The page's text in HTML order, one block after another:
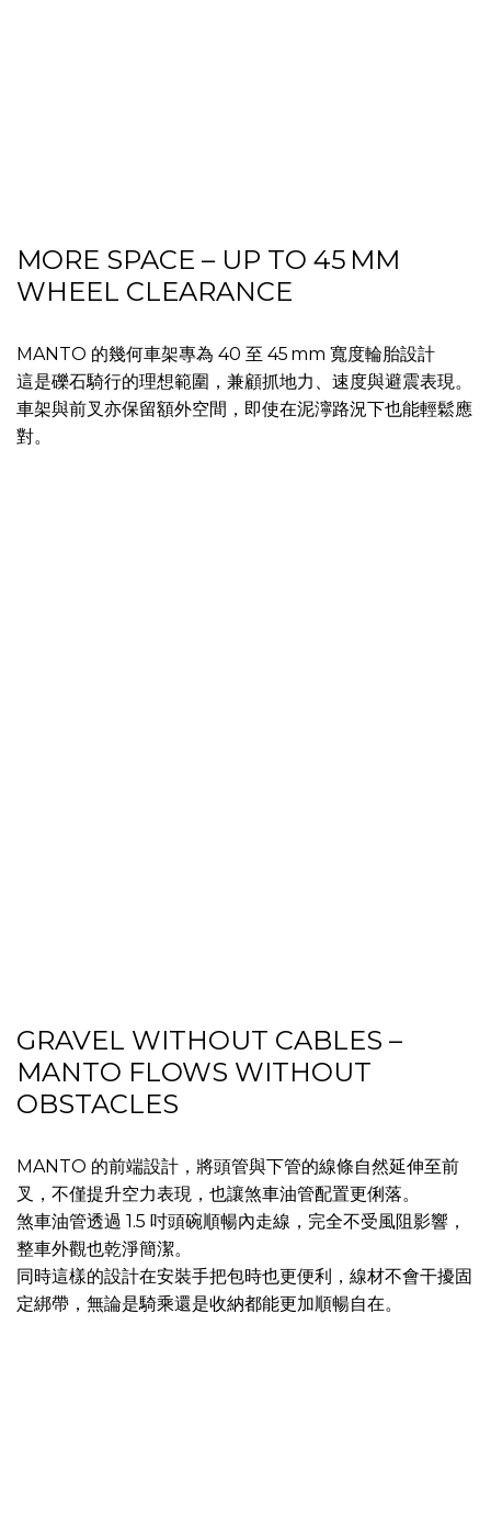
MORE SPACE – UP TO 45 MM
WHEEL CLEARANCE
MANTO 的幾何車架專為 40 至 45 mm 寬度輪胎設計
這是礫石騎行的理想範圍，兼顧抓地力、速度與避震表現。
車架與前叉亦保留額外空間，即使在泥濘路況下也能輕鬆應
對。
GRAVEL WITHOUT CABLES –
MANTO FLOWS WITHOUT
OBSTACLES
MANTO 的前端設計，將頭管與下管的線條自然延伸至前
叉，不僅提升空力表現，也讓煞車油管配置更俐落。
煞車油管透過 1.5 吋頭碗順暢內走線，完全不受風阻影響，
整車外觀也乾淨簡潔。
同時這樣的設計在安裝手把包時也更便利，線材不會干擾固
定綁帶，無論是騎乘還是收納都能更加順暢自在。